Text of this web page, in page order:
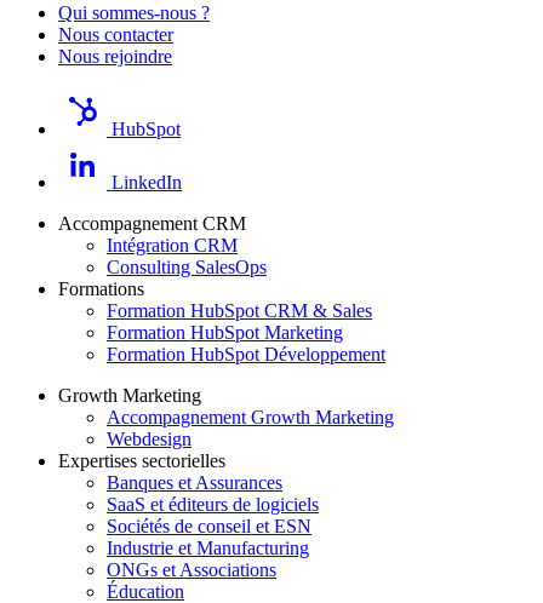
Qui sommes-nous ?
Nous contacter
Nous rejoindre
HubSpot
LinkedIn
Accompagnement CRM
Intégration CRM
Consulting SalesOps
Formations
Formation HubSpot CRM & Sales
Formation HubSpot Marketing
Formation HubSpot Développement
Growth Marketing
Accompagnement Growth Marketing
Webdesign
Expertises sectorielles
Banques et Assurances
SaaS et éditeurs de logiciels
Sociétés de conseil et ESN
Industrie et Manufacturing
ONGs et Associations
Éducation